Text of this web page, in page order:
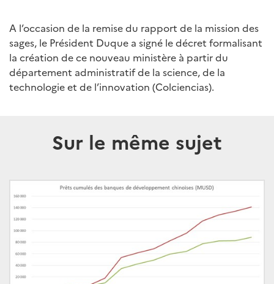
A l’occasion de la remise du rapport de la mission des
sages, le Président Duque a signé le décret formalisant
la création de ce nouveau ministère à partir du
département administratif de la science, de la
technologie et de l’innovation (Colciencias).
Sur le même sujet